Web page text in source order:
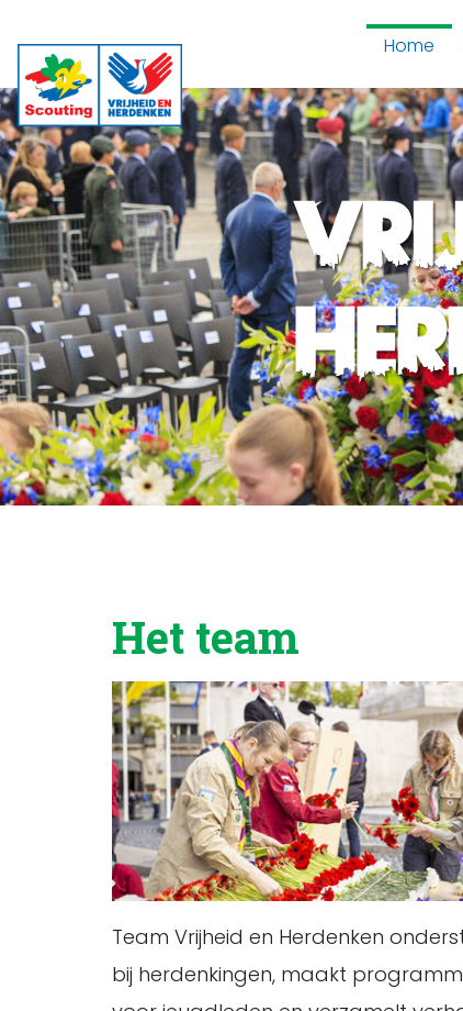
Home
Het team
Team Vrijheid en Herdenken
bij herdenkingen, maakt